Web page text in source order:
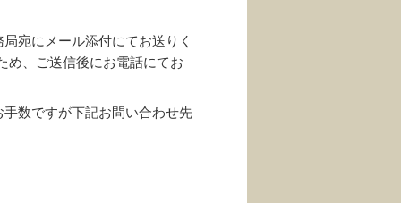
宛にメール添付にてお送りく
め、ご送信後にお電話にてお
数ですが下記お問い合わせ先